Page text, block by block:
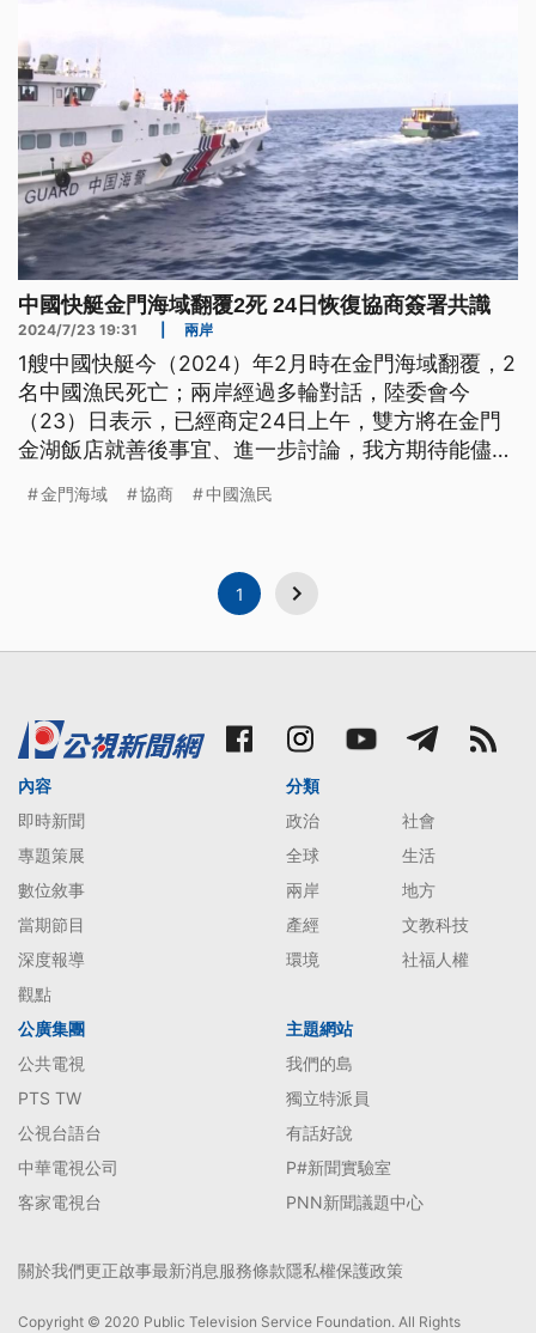
中國快艇金門海域翻覆2死 24日恢復協商簽署共識
2024/7/23 19:31 兩岸
1艘中國快艇今（2024）年2月時在金門海域翻覆，2
名中國漁民死亡；兩岸經過多輪對話，陸委會今
（23）日表示，已經商定24日上午，雙方將在金門
金湖飯店就善後事宜、進一步討論，我方期待能儘速
金門海域 協商 中國漁民
1
內容
即時新聞
專題策展
數位敘事
當期節目
深度報導
觀點
分類
政治
社會
全球
生活
兩岸
地方
產經
文教科技
環境
社福人權
公廣集團
公共電視
PTS TW
公視台語台
中華電視公司
客家電視台
主題網站
我們的島
獨立特派員
有話好說
P#新聞實驗室
PNN新聞議題中心
關於我們更正啟事最新消息服務條款隱私權保護政策
Copyright © 2020 Public Television Service Foundation. All Rights